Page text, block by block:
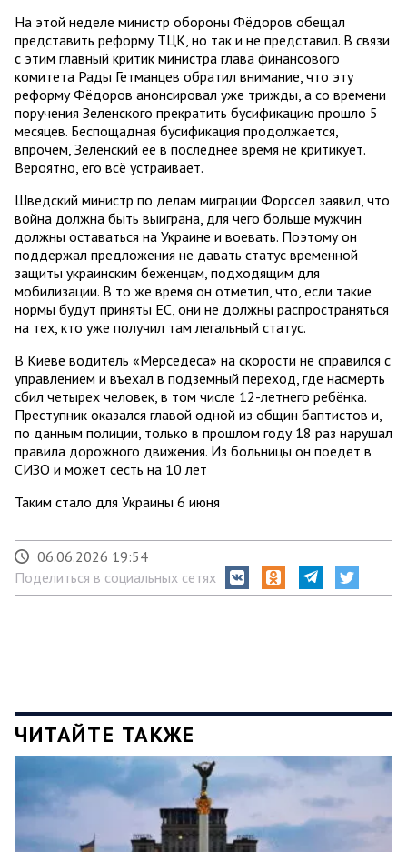
На этой неделе министр обороны Фёдоров обещал
представить реформу ТЦК, но так и не представил. В связи
с этим главный критик министра глава финансового
комитета Рады Гетманцев обратил внимание, что эту
реформу Фёдоров анонсировал уже трижды, а со времени
поручения Зеленского прекратить бусификацию прошло 5
месяцев. Беспощадная бусификация продолжается,
впрочем, Зеленский её в последнее время не критикует.
Вероятно, его всё устраивает.
Шведский министр по делам миграции Форссел заявил, что
война должна быть выиграна, для чего больше мужчин
должны оставаться на Украине и воевать. Поэтому он
поддержал предложения не давать статус временной
защиты украинским беженцам, подходящим для
мобилизации. В то же время он отметил, что, если такие
нормы будут приняты ЕС, они не должны распространяться
на тех, кто уже получил там легальный статус.
В Киеве водитель «Мерседеса» на скорости не справился с
управлением и въехал в подземный переход, где насмерть
сбил четырех человек, в том числе 12-летнего ребёнка.
Преступник оказался главой одной из общин баптистов и,
по данным полиции, только в прошлом году 18 раз нарушал
правила дорожного движения. Из больницы он поедет в
СИЗО и может сесть на 10 лет
Таким стало для Украины 6 июня
06.06.2026 19:54
Поделиться в социальных сетях
ЧИТАЙТЕ ТАКЖЕ